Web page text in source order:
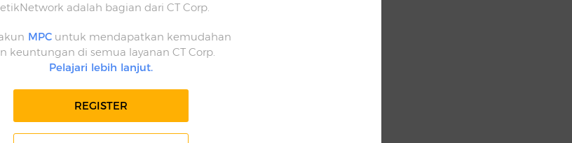
adalah bagian dari CT Corp.
MPCuntuk mendapatkan kemudahan
keuntungan di semua layanan CT Corp.
Pelajari lebih lanjut.
REGISTER